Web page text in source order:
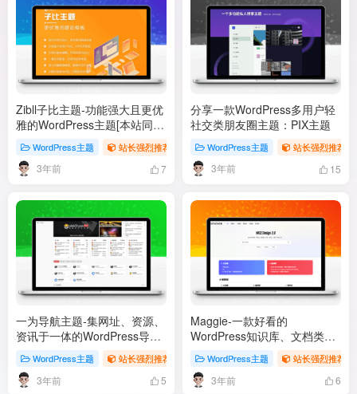
Zibll子比主题-功能强大且更优
雅的WordPress主题[本站同款
WordPress主题 站长强烈推荐专题
3年前 7
分享一款WordPress多用户轻
社交类朋友圈主题：PIX主题
WordPress主题 站长强烈推荐专
3年前 15
一为导航主题-集网址、资源、
资讯于一体的WordPress导航
主题WordPress主题 站长强烈推荐专题
3年前 5
Maggie-一款好看的
WordPress知识库、文档类主
题
WordPress主题 站长强烈推荐专
3年前 6